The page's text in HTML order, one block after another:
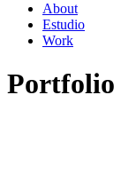
About
Estudio
Work
Portfolio